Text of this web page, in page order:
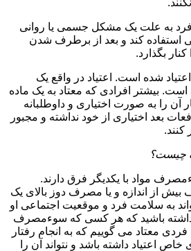
به علت یک مشکل جسمی یا روانی
استفاده کند و بعد از برطرف شدن
بگذارد.
شده است. اعتیاد در واقع یک
بیشتر افرادی که معتاد به یک ماده
آن را به صورت اختیاری و داوطلبانه
بعد اختیاری از خود نداشته و مجبور
کنند.
چیست؟
مواد با یکدیگر فرق دارند.
از اندازه و یا مصرف دوز بالای یک
به سلامت فرد و موقعیت اجتماعی او
داشته باشید که هر کسی که سوءمصرف
فردی معتاد می گوییم که به انجام رفتار
اعتیاد داشته باشد و نتواند آن را